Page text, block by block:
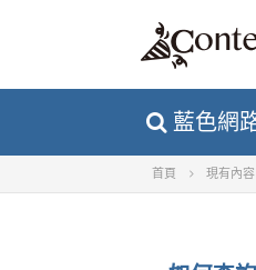
藍色網
首頁 現有內容